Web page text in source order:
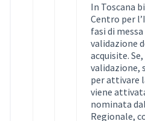
In Toscana
Centro per
fasi di
validazione
acquisite.
validazione,
per attivare
viene
nominata
Regionale,